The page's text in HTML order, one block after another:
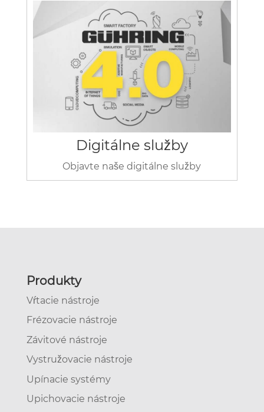
Digitálne služby
Objavte naše digitálne služby
Produkty
Vŕtacie nástroje
Frézovacie nástroje
Závitové nástroje
Vystružovacie nástroje
Upínacie systémy
Upichovacie nástroje